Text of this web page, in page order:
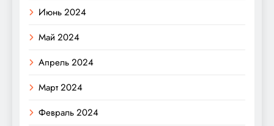
Июнь 2024
Май 2024
Апрель 2024
Март 2024
Февраль 2024